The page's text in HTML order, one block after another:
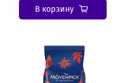
В корзину